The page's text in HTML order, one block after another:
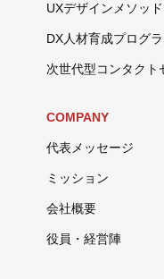
UXデザインメソッ
DX人材育成プログ
次世代型コンタクト
COMPANY
代表メッセージ
ミッション
会社概要
役員・経営陣